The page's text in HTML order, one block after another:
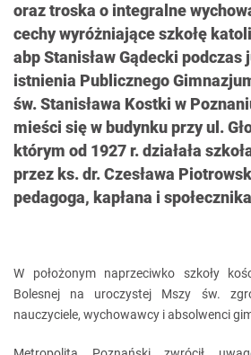
oraz troska o integralne
cechy wyróżniające szkołę
abp Stanisław Gądecki
istnienia Publicznego
św. Stanisława Kostki w
mieści się w budynku przy ul.
którym od 1927 r. działała
przez ks. dr. Czesława
pedagoga, kapłana i
W położonym naprzeciwko szkoły
Bolesnej na uroczystej Mszy św.
nauczyciele, wychowawcy i absolwenci